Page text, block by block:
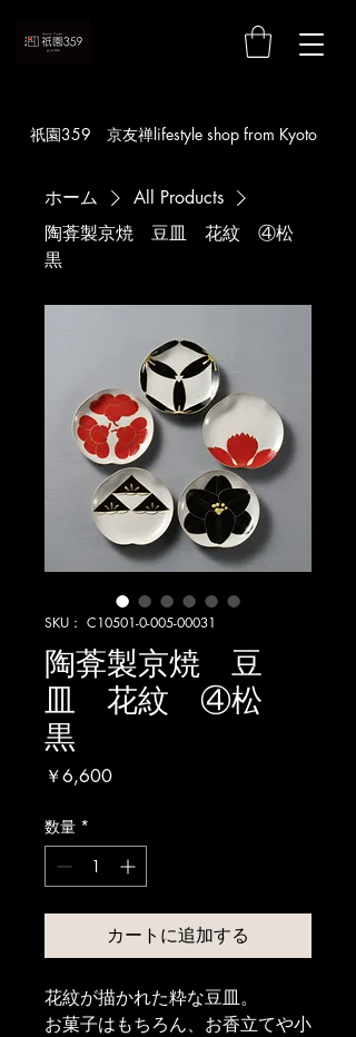
​祇園359 京友禅lifestyle shop from Kyoto
ホーム
All Products
陶葊製京焼 豆皿 花紋 ④松
黒
SKU： C10501-0-005-00031
陶葊製京焼 豆
皿 花紋 ④松
黒
￥6,600価
数量 *
カートに追加する
花紋が描かれた粋な豆皿。
お菓子はもちろん、お香立てや小